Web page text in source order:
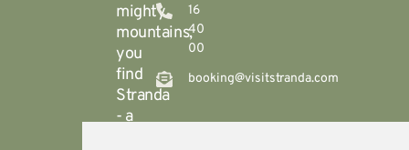
mighty
mountains,
you
find
Stranda
- a
16
40
00
booking@visitstranda.com